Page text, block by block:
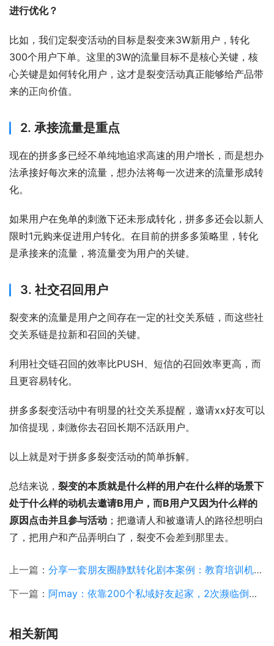
进行优化？
比如，我们定裂变活动的目标是裂变来3W新用户，转化
300个用户下单。这里的3W的流量目标不是核心关键，核
心关键是如何转化用户，这才是裂变活动真正能够给产品带
来的正向价值。
2. 承接流量是重点
现在的拼多多已经不单纯地追求高速的用户增长，而是想办
法承接好每次来的流量，想办法将每一次进来的流量形成转
化。
如果用户在免单的刺激下还未形成转化，拼多多还会以新人
限时1元购来促进用户转化。在目前的拼多多策略里，转化
是承接来的流量，将流量变为用户的关键。
3. 社交召回用户
裂变来的流量是用户之间存在一定的社交关系链，而这些社
交关系链是拉新和召回的关键。
利用社交链召回的效率比PUSH、短信的召回效率更高，而
且更容易转化。
拼多多裂变活动中有明显的社交关系提醒，邀请xx好友可以
加倍提现，刺激你去召回长期不活跃用户。
以上就是对于拼多多裂变活动的简单拆解。
总结来说， 裂变的本质就是什么样的用户在什么样的场景下
处于什么样的动机去邀请B用户，而B用户又因为什么样的
原因点击并且参与活动 ；把邀请人和被邀请人的路径想明白
了，把用户和产品弄明白了，裂变不会差到那里去。
上一篇： 分享一套朋友圈静默转化剧本案例：教育培训机构1天内精准引流了500+家长个人号，实现线下到店200人！
下一篇： 阿may：依靠200个私域好友起家，2次濒临倒闭，创业6年，我到底经历了什么？
相关新闻